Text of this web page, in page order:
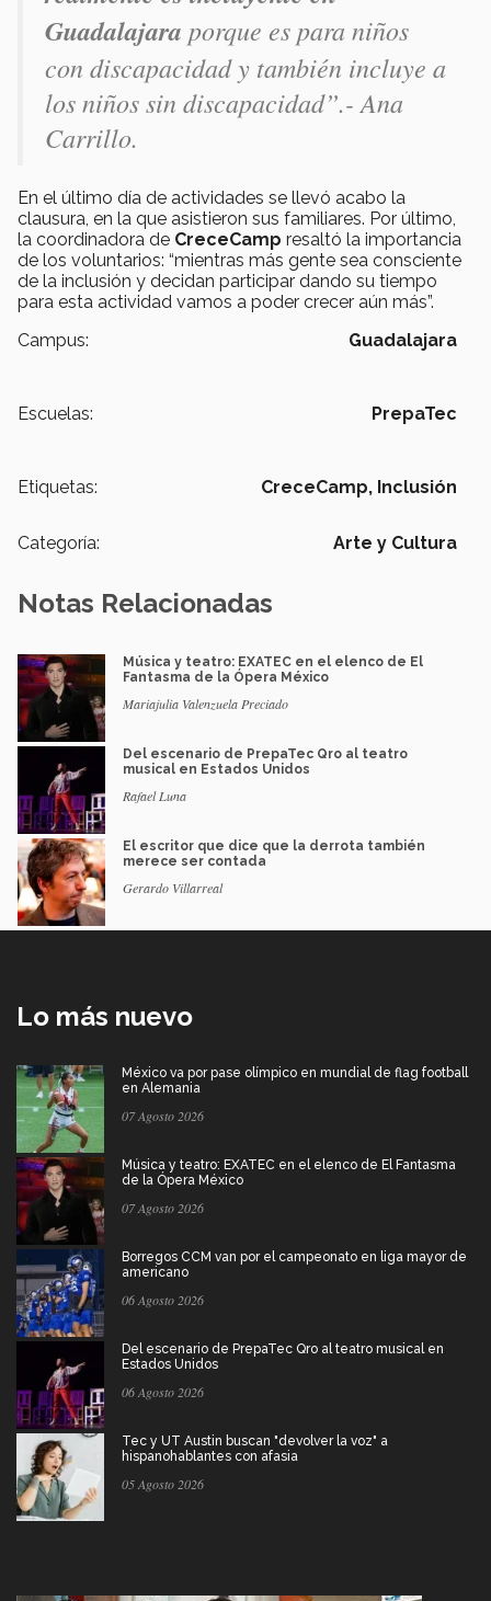
Guadalajara porque es para niños
con discapacidad y también incluye a
los niños sin discapacidad”.- Ana
Carrillo.
En el último día de actividades se llevó acabo la
clausura, en la que asistieron sus familiares. Por último,
la coordinadora de CreceCamp resaltó la importancia
de los voluntarios: “mientras más gente sea consciente
de la inclusión y decidan participar dando su tiempo
para esta actividad vamos a poder crecer aún más”.
Campus:
Guadalajara
Escuelas: PrepaTec
Etiquetas: CreceCamp, Inclusión
Categoría: Arte y Cultura
Notas Relacionadas
Música y teatro: EXATEC en el elenco de El
Fantasma de la Ópera México
Mariajulia Valenzuela Preciado
Del escenario de PrepaTec Qro al teatro
musical en Estados Unidos
Rafael Luna
El escritor que dice que la derrota también
merece ser contada
Gerardo Villarreal
Lo más nuevo
México va por pase olímpico en mundial de flag football
en Alemania
07 Agosto 2026
Música y teatro: EXATEC en el elenco de El Fantasma
de la Ópera México
07 Agosto 2026
Borregos CCM van por el campeonato en liga mayor de
americano
06 Agosto 2026
Del escenario de PrepaTec Qro al teatro musical en
Estados Unidos
06 Agosto 2026
Tec y UT Austin buscan "devolver la voz" a
hispanohablantes con afasia
05 Agosto 2026